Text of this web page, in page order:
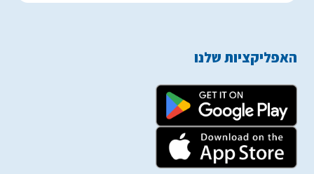
האפליקציות שלנו